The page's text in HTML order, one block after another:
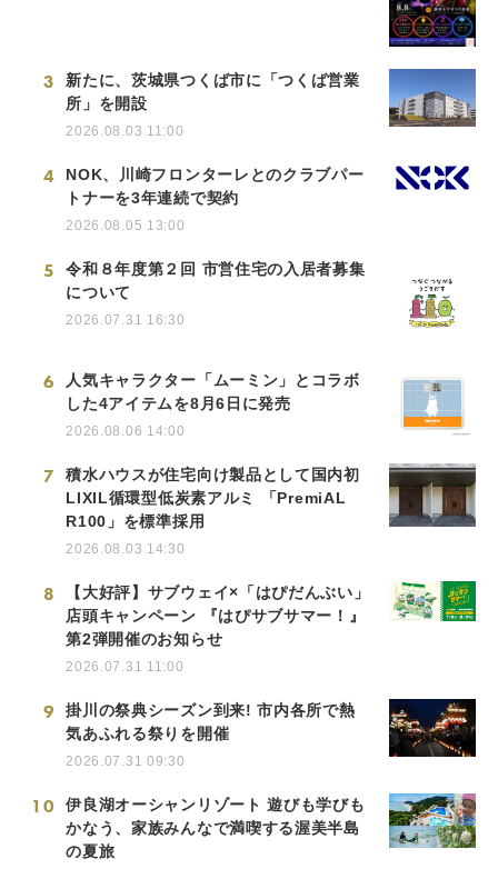
3
新たに、茨城県つくば市に「つくば営業
所」を開設
2026.08.03 11:00
4
NOK、川崎フロンターレとのクラブパー
トナーを3年連続で契約
2026.08.05 13:00
5
令和８年度第２回 市営住宅の入居者募集
について
2026.07.31 16:30
6
人気キャラクター「ムーミン」とコラボ
した4アイテムを8月6日に発売
2026.08.06 14:00
7
積水ハウスが住宅向け製品として国内初
LIXIL循環型低炭素アルミ 「PremiAL
R100」を標準採用
2026.08.03 14:30
8
【大好評】サブウェイ×「はぴだんぶい」
店頭キャンペーン 『はぴサブサマー！』
第2弾開催のお知らせ
2026.07.31 11:00
9
掛川の祭典シーズン到来! 市内各所で熱
気あふれる祭りを開催
2026.07.31 09:30
10
伊良湖オーシャンリゾート 遊びも学びも
かなう、家族みんなで満喫する渥美半島
の夏旅